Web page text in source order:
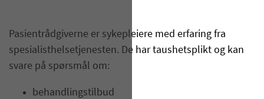
Pasientrådgiverne er sykepleiere med erfaring fra
spesialisthelsetjenesten. De har taushetsplikt og kan
svare på spørsmål om:
behandlingstilbud